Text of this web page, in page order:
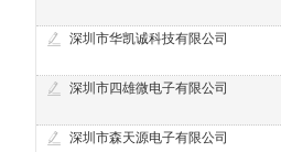
深圳市华凯诚科技有限公司
深圳市四雄微电子有限公司
深圳市森天源电子有限公司